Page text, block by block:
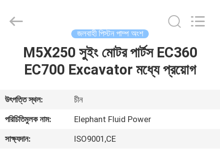
আমাদের
সম্পর্কে
Power
Co.,Ltd.
জলবাহী পিস্টন পাম্প অংশ
M5X250 সুইং মোটর পার্টস EC360
EC700 Excavator মধ্যে প্রয়োগ
উৎপত্তি স্থল:
চীন
পরিচিতিমুলক নাম:
Elephant Fluid Power
সাক্ষ্যদান:
ISO9001,CE